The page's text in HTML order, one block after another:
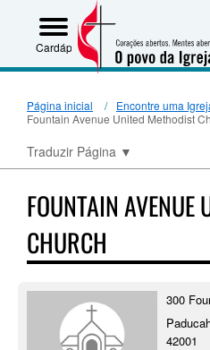
Cardápio
Página inicial
Encontre uma
Fountain Avenue United Methodist
Traduzir Página ▼
FOUNTAIN AVENUE
CHURCH
300
42001